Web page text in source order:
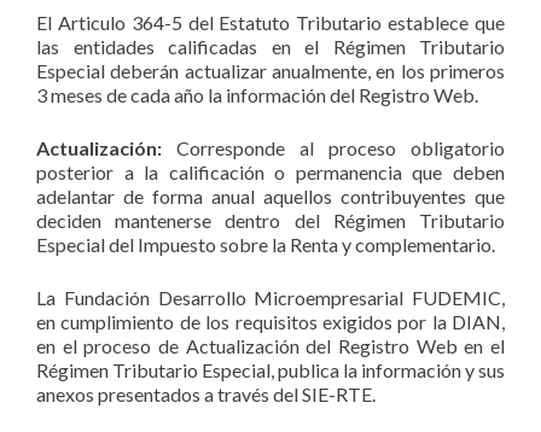
El Articulo 364-5 del Estatuto Tributario establece que
las entidades calificadas en el Régimen Tributario
Especial deberán actualizar anualmente, en los primeros
3 meses de cada año la información del Registro Web.
Actualización: Corresponde al proceso obligatorio
posterior a la calificación o permanencia que deben
adelantar de forma anual aquellos contribuyentes que
deciden mantenerse dentro del Régimen Tributario
Especial del Impuesto sobre la Renta y complementario.
La Fundación Desarrollo Microempresarial FUDEMIC,
en cumplimiento de los requisitos exigidos por la DIAN,
en el proceso de Actualización del Registro Web en el
Régimen Tributario Especial, publica la información y sus
anexos presentados a través del SIE-RTE.